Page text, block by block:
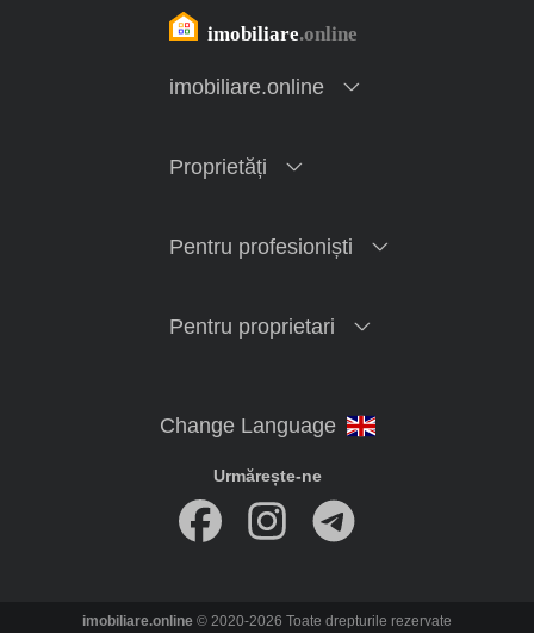
imobiliare.online
Proprietăți
Pentru profesioniști
Pentru proprietari
Urmărește-ne
imobiliare.online © 2020-2026 Toate drepturile rezervate